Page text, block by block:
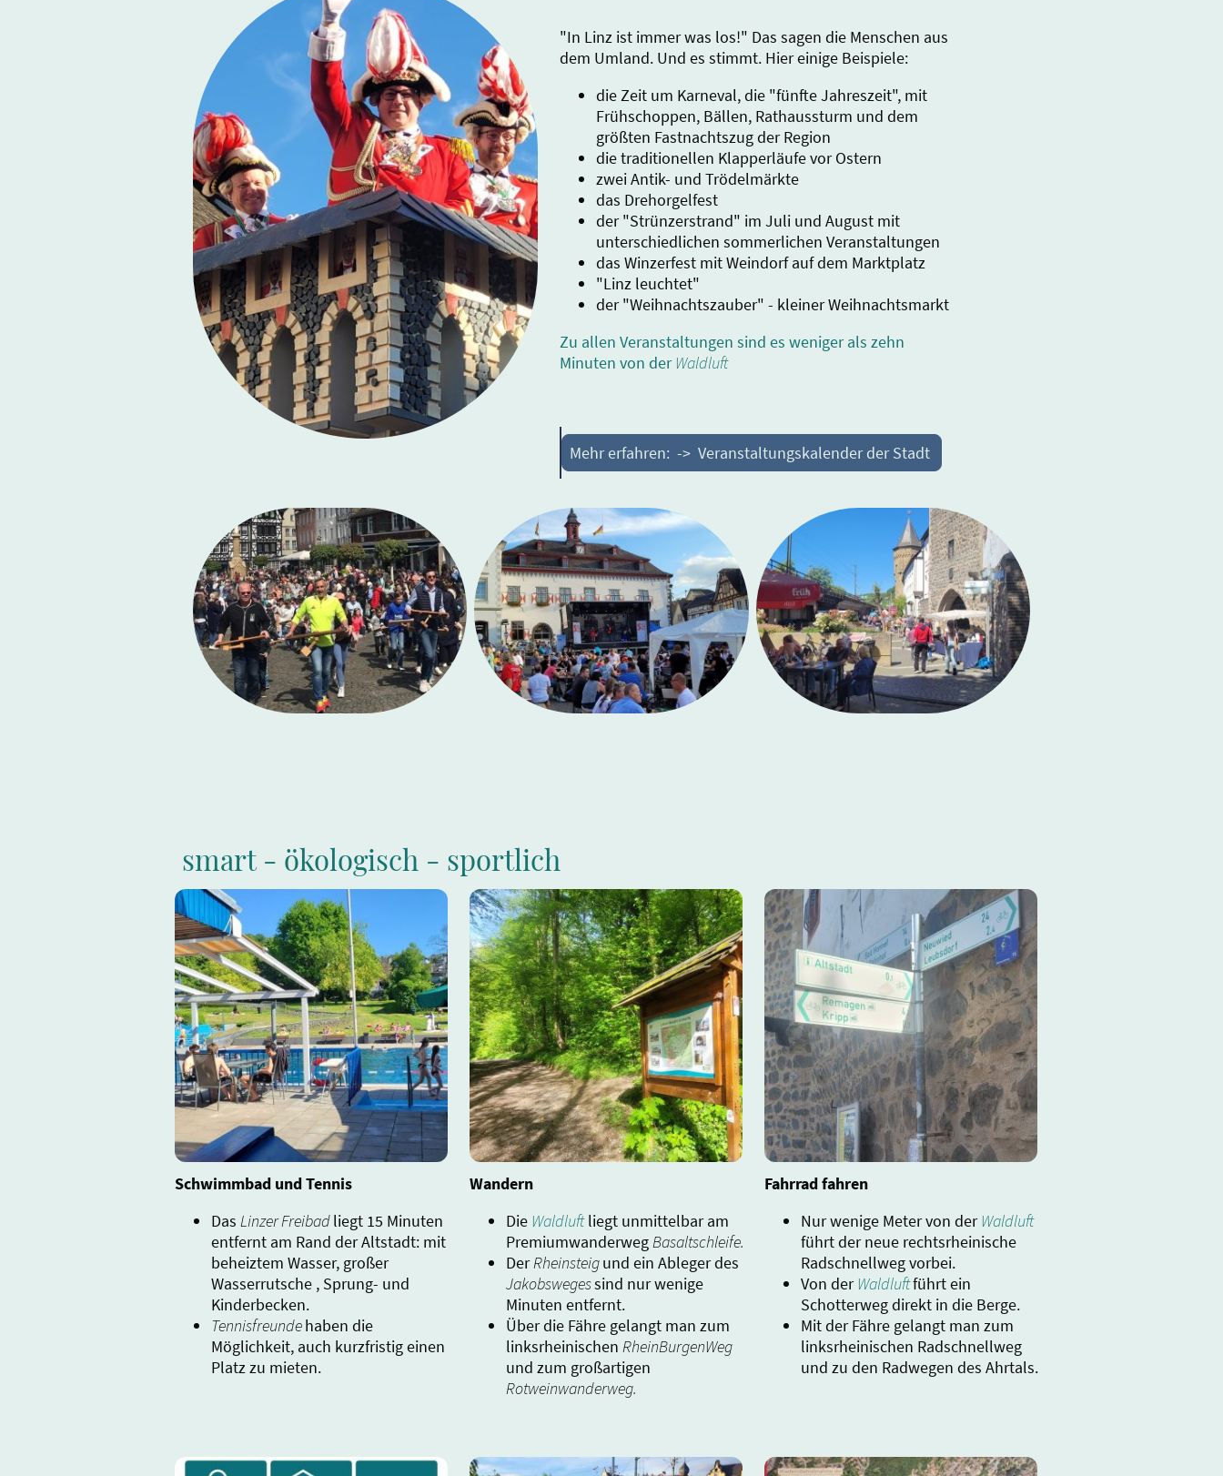
"In Linz ist immer was los!" Das sagen die Menschen aus
dem Umland. Und es stimmt. Hier einige Beispiele:
die Zeit um Karneval, die "fünfte Jahreszeit", mit
Frühschoppen, Bällen, Rathaussturm und dem
größten Fastnachtszug der Region
die traditionellen Klapperläufe vor Ostern
zwei Antik- und Trödelmärkte
das Drehorgelfest
der "Strünzerstrand" im Juli und August mit
unterschiedlichen sommerlichen Veranstaltungen
das Winzerfest mit Weindorf auf dem Marktplatz
"Linz leuchtet"
der "Weihnachtszauber" - kleiner Weihnachtsmarkt
Zu allen Veranstaltungen sind es weniger als zehn
Minuten von der Waldluft
Mehr erfahren: -> Veranstaltungskalender der Stadt
smart - ökologisch - sportlich
Schwimmbad und Tennis
Das Linzer Freibadliegt 15 Minuten
entfernt am Rand der Altstadt: mit
beheiztem Wasser, großer
Wasserrutsche , Sprung- und
Kinderbecken.
Tennisfreundehaben die
Möglichkeit, auch kurzfristig einen
Platz zu mieten.
Wandern
Die Waldluft liegt unmittelbar am
PremiumwanderwegBasaltschleife.
DerRheinsteigund ein Ableger des
Jakobswegessind nur wenige
Minuten entfernt.
Über die Fähre gelangt man zum
linksrheinischen RheinBurgenWeg
und zum großartigen
Rotweinwanderweg.
Fahrradfahren
Nur wenige Meter von der Waldluft
führt der neue rechtsrheinische
Radschnellweg vorbei.
Von der Waldluftführt ein
Schotterweg direkt in die Berge.
Mit der Fähre gelangt man zum
linksrheinischen Radschnellweg
und zu den Radwegen des Ahrtals.